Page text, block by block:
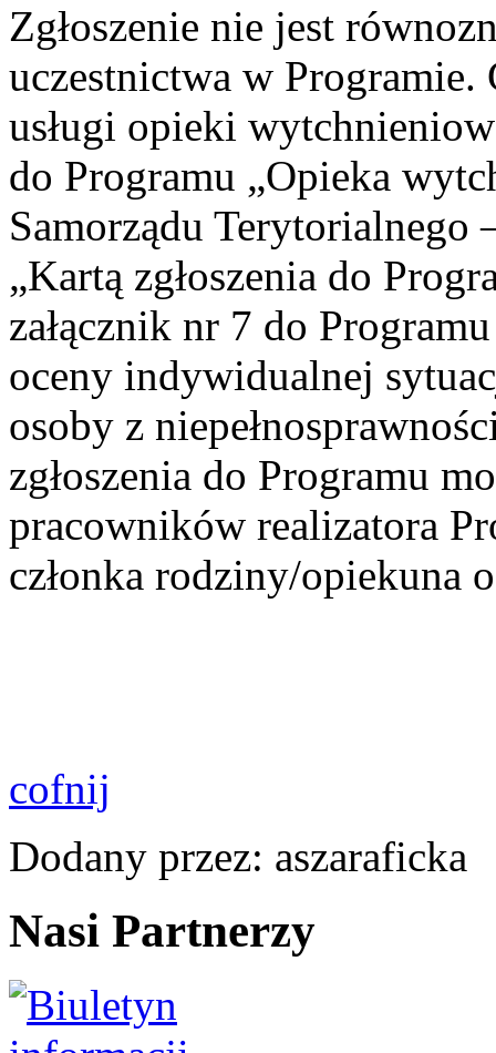
Zgłoszenie nie jest
uczestnictwa w
usługi opieki
do Programu „Opieka
Samorządu Terytorialnego
„Kartą zgłoszenia do
załącznik nr 7 do
oceny indywidualnej
osoby z
zgłoszenia do Programu
pracowników realizatora
członka rodziny/opiekuna
cofnij
Dodany przez: aszaraficka
Nasi Partnerzy